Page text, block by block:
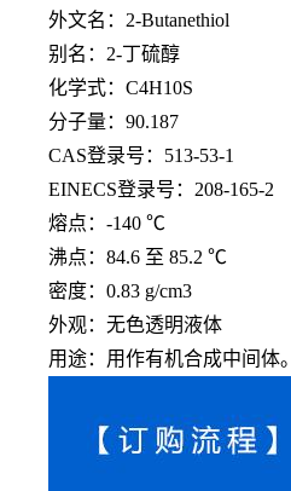
外文名： 2-Butanethiol
别名： 2-丁硫醇
化学式： C4H10S
分子量： 90.187
CAS登录号：513-53-1
EINECS登录号：208-165-2
熔点： -140 ℃
沸点： 84.6 至 85.2 ℃
密度： 0.83 g/cm3
外观：无色透明液体
用途： 用作有机合成中间体。